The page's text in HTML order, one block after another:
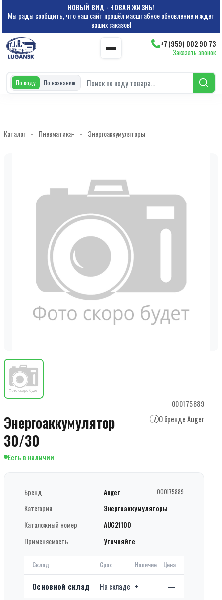
НОВЫЙ ВИД - НОВАЯ ЖИЗНЬ!
Мы рады сообщить, что наш сайт прошёл масштабное обновление и ждет
ваших заказов!
+7 (959) 002 90 73
Заказать звонок
По коду По названию
Каталог - Пневматика- - Энергоаккумуляторы
000175889
Энергоаккумулятор
30/30
i О бренде Auger
Есть в наличии
Бренд Auger 000175889
Категория
Энергоаккумуляторы
Каталожный номер
AUG21100
Применяемость
Уточняйте
Склад Срок Наличие Цена
Основной склад На складе + —